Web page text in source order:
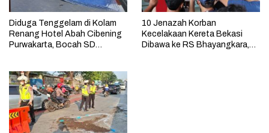
Diduga Tenggelam di Kolam
Renang Hotel Abah Cibening
Purwakarta, Bocah SD
10 Jenazah Korban
Kecelakaan Kereta Bekasi
Dibawa ke RS Bhayangkara,